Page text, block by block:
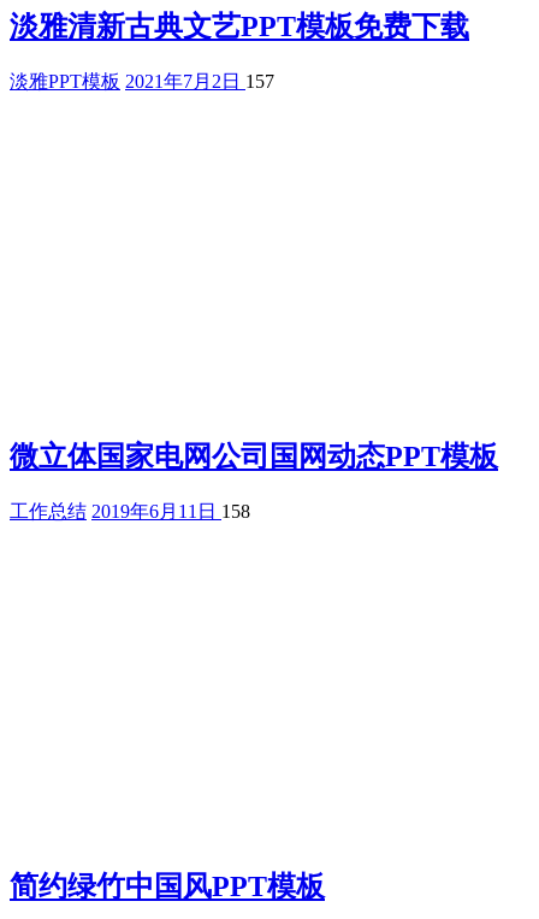
淡雅清新古典文艺PPT模板免费下载
淡雅PPT模板 2021年7月2日 157
微立体国家电网公司国网动态PPT模板
工作总结 2019年6月11日 158
简约绿竹中国风PPT模板